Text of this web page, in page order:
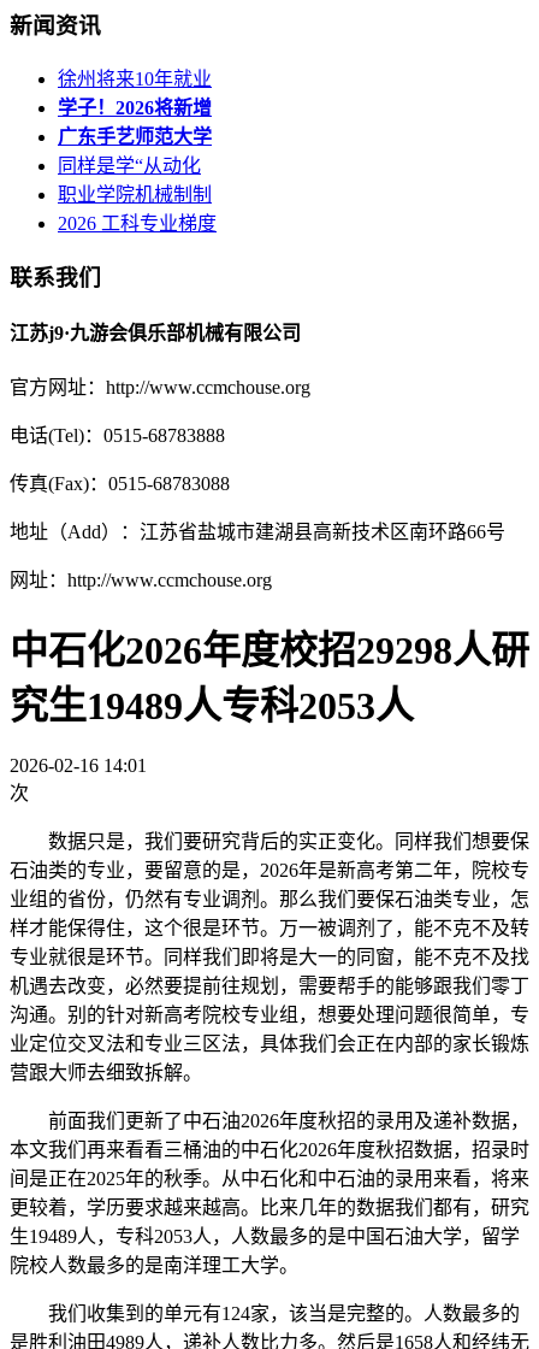
新闻资讯
徐州将来10年就业
学子！2026将新增
广东手艺师范大学
同样是学“从动化
职业学院机械制制
2026 工科专业梯度
联系我们
江苏j9·九游会俱乐部机械有限公司
官方网址：http://www.ccmchouse.org
电话(Tel)：0515-68783888
传真(Fax)：0515-68783088
地址（Add）：江苏省盐城市建湖县高新技术区南环路66号
网址：http://www.ccmchouse.org
中石化2026年度校招29298人研
究生19489人专科2053人
2026-02-16 14:01
次
数据只是，我们要研究背后的实正变化。同样我们想要保
石油类的专业，要留意的是，2026年是新高考第二年，院校专
业组的省份，仍然有专业调剂。那么我们要保石油类专业，怎
样才能保得住，这个很是环节。万一被调剂了，能不克不及转
专业就很是环节。同样我们即将是大一的同窗，能不克不及找
机遇去改变，必然要提前往规划，需要帮手的能够跟我们零丁
沟通。别的针对新高考院校专业组，想要处理问题很简单，专
业定位交叉法和专业三区法，具体我们会正在内部的家长锻炼
营跟大师去细致拆解。
前面我们更新了中石油2026年度秋招的录用及递补数据，
本文我们再来看看三桶油的中石化2026年度秋招数据，招录时
间是正在2025年的秋季。从中石化和中石油的录用来看，将来
更较着，学历要求越来越高。比来几年的数据我们都有，研究
生19489人，专科2053人，人数最多的是中国石油大学，留学
院校人数最多的是南洋理工大学。
我们收集到的单元有124家，该当是完整的。人数最多的
是胜利油田4989人，递补人数比力多。然后是1658人和经纬无